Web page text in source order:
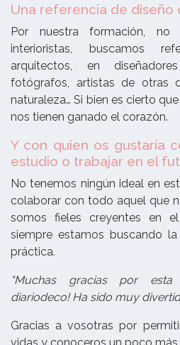
Una referencia de diseño
Por nuestra formación,
interioristas, buscamos
arquitectos, en
fotógrafos, artistas de otras
naturaleza… Si bien es cierto
nos tienen ganado el corazón.
Y con quien os gustaría
estudio o trabajar en el
No tenemos ningún ideal en
colaborar con todo aquel que
somos fieles creyentes en
siempre estamos buscando
práctica.
"Muchas gracias por
diariodeco! Ha sido muy
Gracias a vosotras por